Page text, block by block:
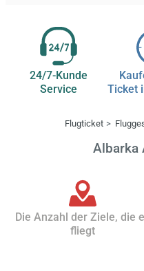
24/7-Kunde
Service
Ticket
Flugticket
Albarka
Die Anzahl der Ziele, die
fliegt